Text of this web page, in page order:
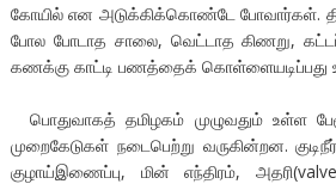
கோயில் என அடுக்கிக்கொண்டே போவார்கள்.
போல போடாத சாலை, வெட்டாத கிணறு,
கணக்கு காட்டி பணத்தைக் கொள்ளையடிப்பது
பொதுவாகத் தமிழகம் முழுவதும் உள்ள
முறைகேடுகள் நடைபெற்று வருகின்றன.
குழாய்இணைப்பு, மின் எந்திரம்,